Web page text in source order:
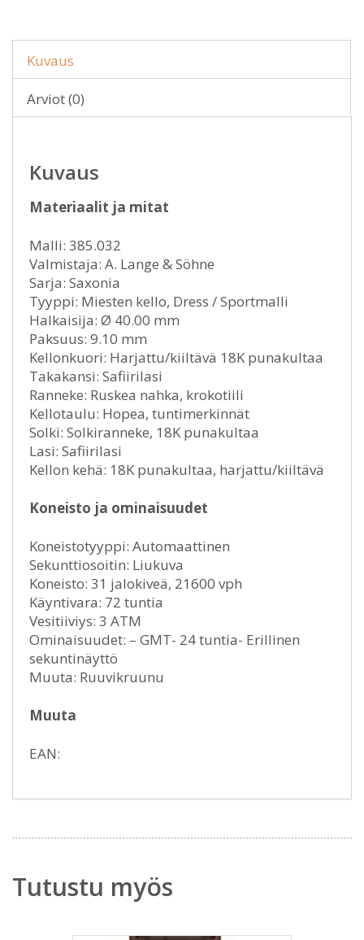
Kuvaus
Arviot (0)
Kuvaus
Materiaalit ja mitat
Malli: 385.032
Valmistaja: A. Lange & Söhne
Sarja: Saxonia
Tyyppi: Miesten kello, Dress / Sportmalli
Halkaisija: Ø 40.00 mm
Paksuus: 9.10 mm
Kellonkuori: Harjattu/kiiltävä 18K punakultaa
Takakansi: Safiirilasi
Ranneke: Ruskea nahka, krokotiili
Kellotaulu: Hopea, tuntimerkinnät
Solki: Solkiranneke, 18K punakultaa
Lasi: Safiirilasi
Kellon kehä: 18K punakultaa, harjattu/kiiltävä
Koneisto ja ominaisuudet
Koneistotyyppi: Automaattinen
Sekunttiosoitin: Liukuva
Koneisto: 31 jalokiveä, 21600 vph
Käyntivara: 72 tuntia
Vesitiiviys: 3 ATM
Ominaisuudet: – GMT- 24 tuntia- Erillinen
sekuntinäyttö
Muuta: Ruuvikruunu
Muuta
EAN:
Tutustu myös